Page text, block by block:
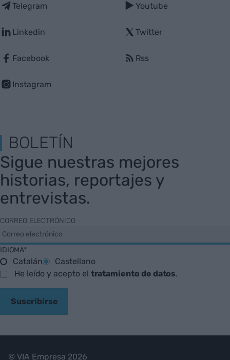
Telegram
Linkedin
Facebook
Instagram
Youtube
Twitter
Rss
BOLETÍN
Sigue nuestras mejores
historias, reportajes y
entrevistas.
CORREO ELECTRÓNICO
IDIOMA*
Catalán
Castellano
He leído y acepto el tratamiento de datos.
Suscribirse
© VIA Empresa 2026